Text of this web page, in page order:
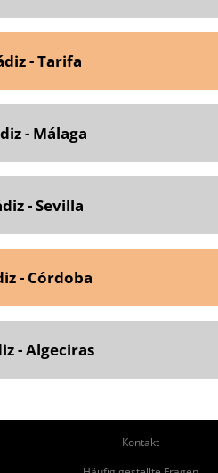
- Tarifa
- Málaga
- Sevilla
- Córdoba
- Algeciras
Kontakt